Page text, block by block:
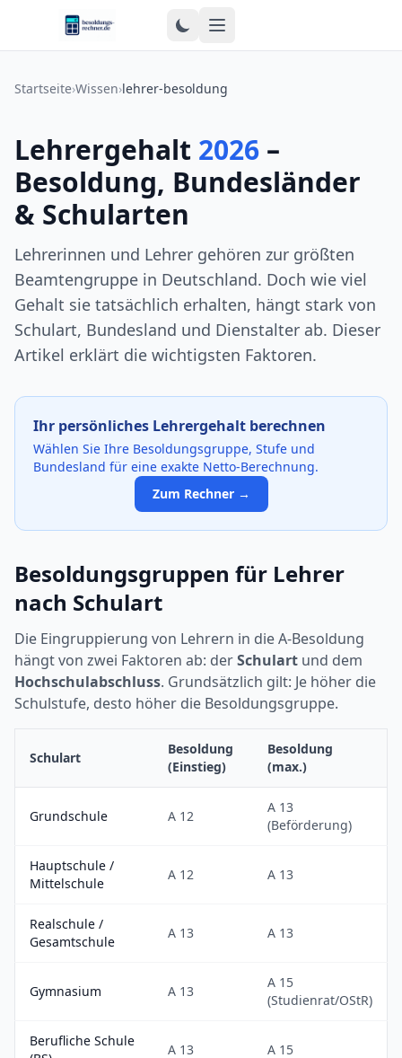
Zum Inhalt springen
Startseite›Wissen›lehrer-besoldung
Lehrergehalt 2026 –
Besoldung, Bundesländer
& Schularten
Lehrerinnen und Lehrer gehören zur größten
Beamtengruppe in Deutschland. Doch wie viel
Gehalt sie tatsächlich erhalten, hängt stark von
Schulart, Bundesland und Dienstalter ab. Dieser
Artikel erklärt die wichtigsten Faktoren.
Ihr persönliches Lehrergehalt berechnen
Wählen Sie Ihre Besoldungsgruppe, Stufe und
Bundesland für eine exakte Netto-Berechnung.
Zum Rechner →
Besoldungsgruppen für Lehrer
nach Schulart
Die Eingruppierung von Lehrern in die A-Besoldung
hängt von zwei Faktoren ab: derSchulart und dem
Hochschulabschluss. Grundsätzlich gilt: Je höher die
Schulstufe, desto höher die Besoldungsgruppe.
Schulart
Besoldung
(Einstieg)
Besoldung
(max.)
Grundschule A 12
A 13
(Beförderung)
Hauptschule /
Mittelschule
A 12 A 13
Realschule /
Gesamtschule
A 13 A 13
Gymnasium A 13
A 15
(Studienrat/OStR)
Berufliche Schule
A 13 A 15